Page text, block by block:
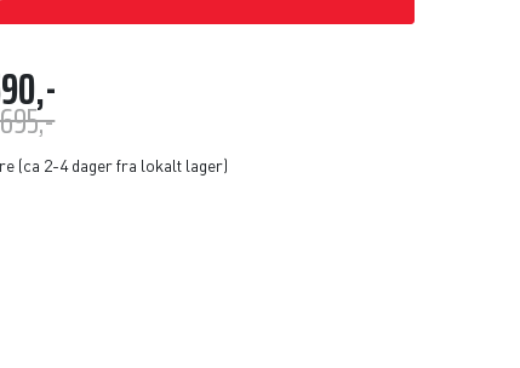
(ca 2-4 dager fra lokalt lager)